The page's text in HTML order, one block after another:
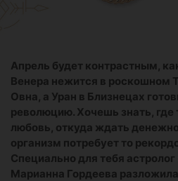
Апрель будет контрастным,
Венера нежится в роскошном
Овна, а Уран в Близнецах
революцию. Хочешь знать, где
любовь, откуда ждать
организм потребует то
Специально для тебя
Марианна Гордеева